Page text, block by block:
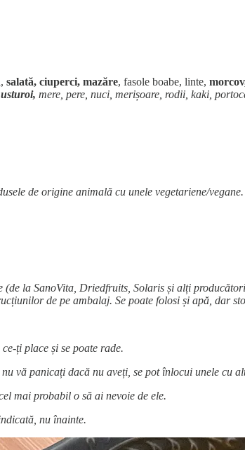
salată, ciuperci, mazăre, fasole boabe, linte,
mere, pere, nuci, merișoare, rodii, kaki,
de origine animală cu unele vegetariene/vegane.
la SanoVita, Driedfruits, Solaris și alți
de pe ambalaj. Se poate folosi și apă, dar
ți place și se poate rade.
vă panicați dacă nu aveți, se pot înlocui unele cu
mai probabil o să ai nevoie de ele.
nu înainte.